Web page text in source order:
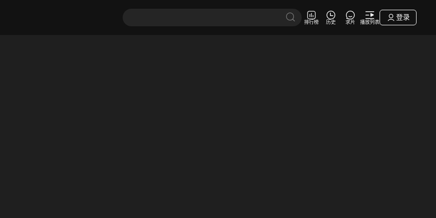
排行榜 历史 求片 播放列表
登录